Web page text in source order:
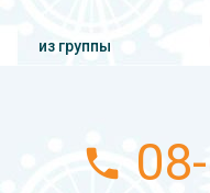
из группы